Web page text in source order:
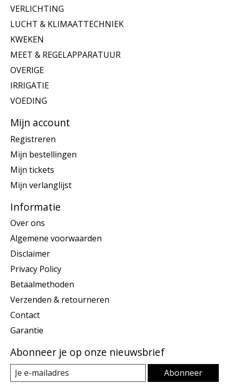
VERLICHTING
LUCHT & KLIMAATTECHNIEK
KWEKEN
MEET & REGELAPPARATUUR
OVERIGE
IRRIGATIE
VOEDING
Mijn account
Registreren
Mijn bestellingen
Mijn tickets
Mijn verlanglijst
Informatie
Over ons
Algemene voorwaarden
Disclaimer
Privacy Policy
Betaalmethoden
Verzenden & retourneren
Contact
Garantie
Abonneer je op onze nieuwsbrief
Abonneer